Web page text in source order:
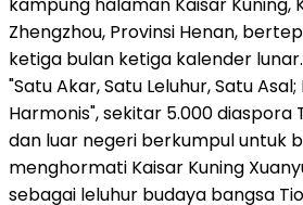
Zhengzhou, Provinsi Henan,
ketiga bulan ketiga kalender
"Satu Akar, Satu Leluhur, Satu
Harmonis", sekitar 5.000 diaspora
dan luar negeri berkumpul untuk
menghormati Kaisar Kuning
sebagai leluhur budaya bangsa